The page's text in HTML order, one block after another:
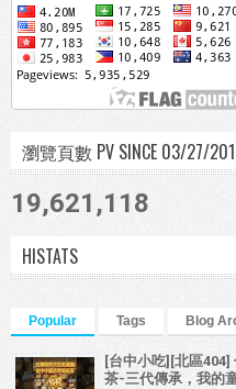
瀏覽頁數 PV SINCE 03/27/
19,621,118
HISTATS
Popular Tags Blog
[台中小吃][北區
茶-三代傳承，我的